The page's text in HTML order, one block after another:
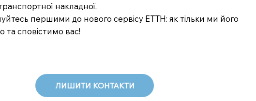
накладної.
першими до нового сервісу ЕТТН: як тільки ми його
та сповістимо вас!
ЛИШИТИ КОНТАКТИ